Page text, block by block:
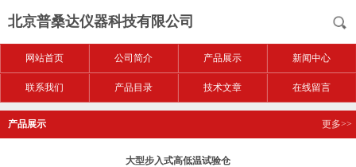
北京普桑达仪器科技有限公司
网站首页 公司简介 产品展示 新闻中心
联系我们 产品目录 技术文章 在线留言
产品展示 更多>>
大型步入式高低温试验仓